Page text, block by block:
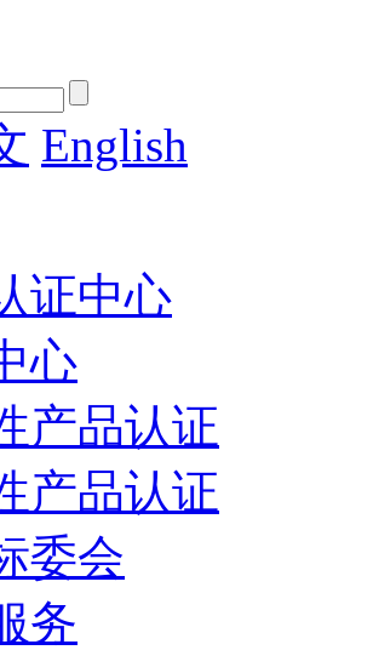
English
证中心
心
产品认证
产品认证
委会
务